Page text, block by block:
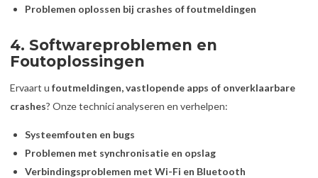
Problemen oplossen bij crashes of foutmeldingen
4. Softwareproblemen en
Foutoplossingen
Ervaart u foutmeldingen, vastlopende apps of onverklaarbare
crashes? Onze technici analyseren en verhelpen:
Systeemfouten en bugs
Problemen met synchronisatie en opslag
Verbindingsproblemen met Wi-Fi en Bluetooth